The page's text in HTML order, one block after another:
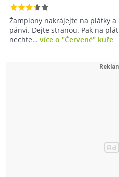
Žampiony nakrájejte na plátky
pánvi. Dejte stranou. Pak na
nechte… více o "Červené" kuře